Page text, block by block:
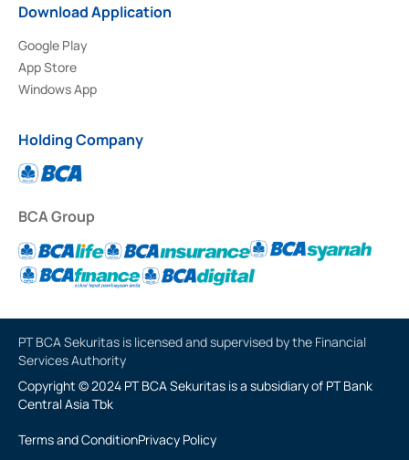
Download Application
Google Play
App Store
Windows App
Holding Company
BCA Group
PT BCA Sekuritas is licensed and supervised by the Financial
Services Authority
Copyright © 2024 PT BCA Sekuritas is a subsidiary of PT Bank
Central Asia Tbk
Terms and ConditionPrivacy Policy